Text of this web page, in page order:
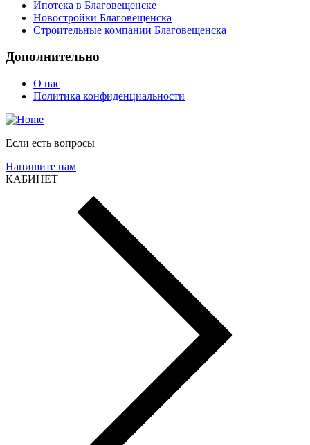
Ипотека в Благовещенске
Новостройки Благовещенска
Строительные компании Благовещенска
Дополнительно
О нас
Политика конфиденциальности
Если есть вопросы
Напишите нам
КАБИНЕТ